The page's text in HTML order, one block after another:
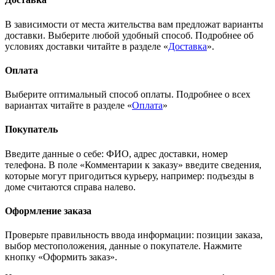
В зависимости от места жительства вам предложат варианты
доставки. Выберите любой удобный способ. Подробнее об
условиях доставки читайте в разделе «Доставка».
Оплата
Выберите оптимальный способ оплаты. Подробнее о всех
вариантах читайте в разделе «Оплата»
Покупатель
Введите данные о себе: ФИО, адрес доставки, номер
телефона. В поле «Комментарии к заказу» введите сведения,
которые могут пригодиться курьеру, например: подъезды в
доме считаются справа налево.
Оформление заказа
Проверьте правильность ввода информации: позиции заказа,
выбор местоположения, данные о покупателе. Нажмите
кнопку «Оформить заказ».